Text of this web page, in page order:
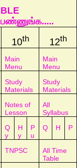
பண்ணுங்க.....
10th 12th
Main
Menu
Main
Menu
Study
Materials
Study
Materials
Notes of
Lesson
All
Syllabus
Q
y
H
y
P
u
Q H P
TNPSC
All Time
Table